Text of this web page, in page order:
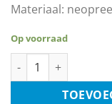
Materiaal:
Op voorraad
Volkswagen VW